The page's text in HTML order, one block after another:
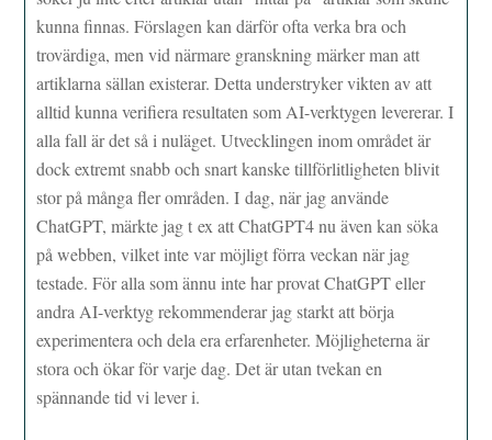
kunna finnas. Förslagen kan därför ofta verka bra och
trovärdiga, men vid närmare granskning märker man att
artiklarna sällan existerar. Detta understryker vikten av att
alltid kunna verifiera resultaten som AI-verktygen levererar. I
alla fall är det så i nuläget. Utvecklingen inom området är
dock extremt snabb och snart kanske tillförlitligheten blivit
stor på många fler områden. I dag, när jag använde
ChatGPT, märkte jag t ex att ChatGPT4 nu även kan söka
på webben, vilket inte var möjligt förra veckan när jag
testade. För alla som ännu inte har provat ChatGPT eller
andra AI-verktyg rekommenderar jag starkt att börja
experimentera och dela era erfarenheter. Möjligheterna är
stora och ökar för varje dag. Det är utan tvekan en
spännande tid vi lever i.